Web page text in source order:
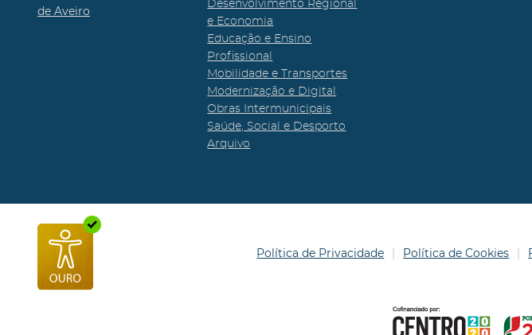
de Aveiro
Desenvolvimento Regional
e Economia
Educação e Ensino
Profissional
Mobilidade e Transportes
Modernização e Digital
Obras Intermunicipais
Saúde, Social e Desporto
Arquivo
Política de Privacidade Política de Cookies